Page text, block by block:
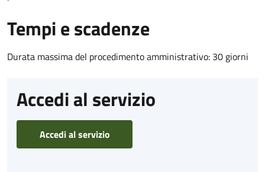
Tempi e scadenze
Durata massima del procedimento amministrativo: 30 giorni
Accedi al servizio
Accedi al servizio